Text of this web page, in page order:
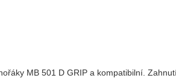
MB 501 D GRIP a kompatibilní. Zahnutí